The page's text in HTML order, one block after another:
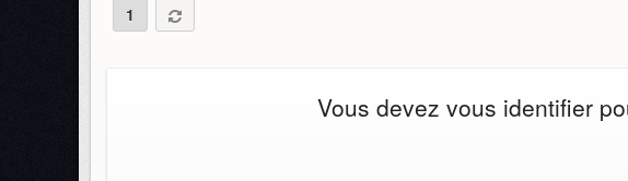
1
Vous devez vous identifier